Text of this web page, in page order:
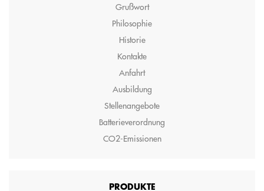
Grußwort
Philosophie
Historie
Kontakte
Anfahrt
Ausbildung
Stellenangebote
Batterieverordnung
CO2-Emissionen
PRODUKTE